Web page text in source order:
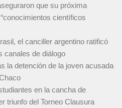
que su próxima
científicos
el canciller argentino ratificó
canales de diálogo
la detención de la joven acusada
en la cancha de
triunfo del Torneo Clausura